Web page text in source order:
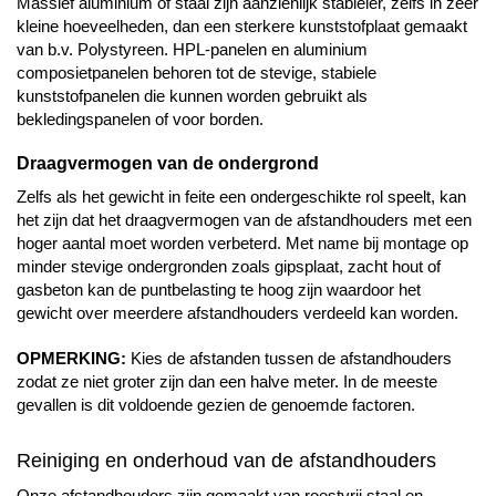
kleine hoeveelheden, dan een sterkere kunststofplaat gemaakt
van b.v. Polystyreen. HPL-panelen en aluminium
composietpanelen behoren tot de stevige, stabiele
kunststofpanelen die kunnen worden gebruikt als
bekledingspanelen of voor borden.
Draagvermogen van de ondergrond
Zelfs als het gewicht in feite een ondergeschikte rol speelt, kan
het zijn dat het draagvermogen van de afstandhouders met een
hoger aantal moet worden verbeterd. Met name bij montage op
minder stevige ondergronden zoals gipsplaat, zacht hout of
gasbeton kan de puntbelasting te hoog zijn waardoor het
gewicht over meerdere afstandhouders verdeeld kan worden.
OPMERKING: Kies de afstanden tussen de afstandhouders
zodat ze niet groter zijn dan een halve meter. In de meeste
gevallen is dit voldoende gezien de genoemde factoren.
Reiniging en onderhoud van de afstandhouders